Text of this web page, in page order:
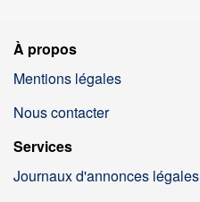
À propos
Mentions légales
Nous contacter
Services
Journaux d'annonces légales